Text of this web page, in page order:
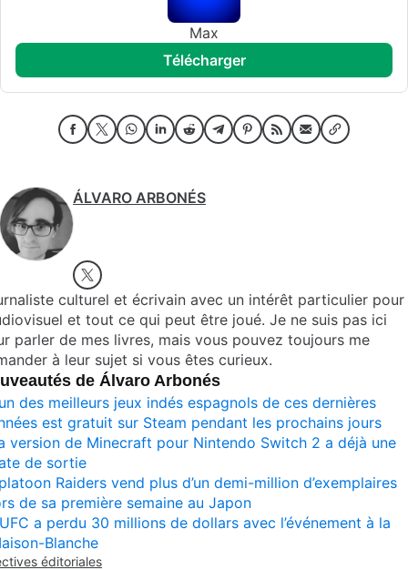
Max
télécharger
ÁLVARO ARBONÉS
culturel et écrivain avec un intérêt particulier pour
et tout ce qui peut être joué. Je ne suis pas ici
parler de mes livres, mais vous pouvez toujours me
à leur sujet si vous êtes curieux.
de Álvaro Arbonés
des meilleurs jeux indés espagnols de ces dernières
est gratuit sur Steam pendant les prochains jours
version de Minecraft pour Nintendo Switch 2 a déjà une
de sortie
Raiders vend plus d’un demi-million d’exemplaires
de sa première semaine au Japon
a perdu 30 millions de dollars avec l’événement à la
Blanche
éditoriales